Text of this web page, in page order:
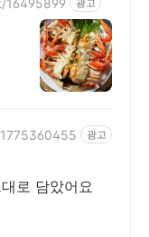
광고
로 담았어요